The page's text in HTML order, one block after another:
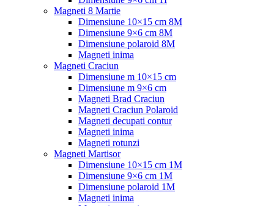
Magneti 8 Martie
Dimensiune 10×15 cm 8M
Dimensiune 9×6 cm 8M
Dimensiune polaroid 8M
Magneti inima
Magneti Craciun
Dimensiune m 10×15 cm
Dimensiune m 9×6 cm
Magneti Brad Craciun
Magneti Craciun Polaroid
Magneti decupati contur
Magneti inima
Magneti rotunzi
Magneti Martisor
Dimensiune 10×15 cm 1M
Dimensiune 9×6 cm 1M
Dimensiune polaroid 1M
Magneti inima